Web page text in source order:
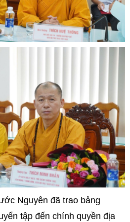
Nguyên đã trao bảng
tập đến chính quyền địa